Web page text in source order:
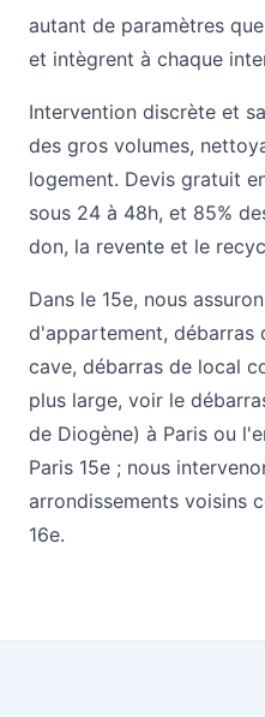
autant de paramètres
et intègrent à chaque
Intervention discrète et
des gros volumes,
logement. Devis gratuit
sous 24 à 48h, et 85%
don, la revente et le
Dans le 15e, nous
d'appartement, débarras
cave, débarras de local
plus large, voir le
de Diogène) à Paris ou
Paris 15e ; nous
arrondissements voisins
16e.